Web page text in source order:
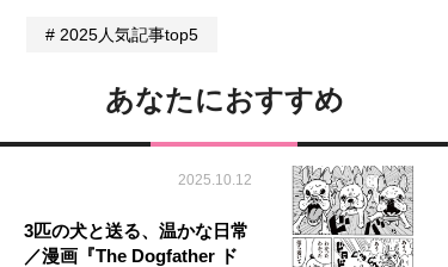
2025人気記事top5
あなたにおすすめ
2025.10.12
3匹の犬と送る、温かな日常
／漫画『The Dogfather ド